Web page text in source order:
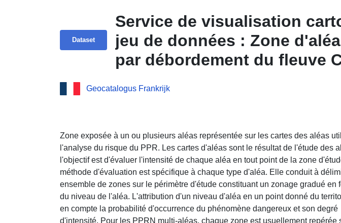
Dataset
Service de visualisation
jeu de données : Zone
par débordement du fleuve
Geocatalogus Frankrijk
Zone exposée à un ou plusieurs aléas représentée sur les cartes des aléas
l'analyse du risque du PPR. Les cartes d'aléas sont le résultat de l'étude des
l'objectif est d'évaluer l'intensité de chaque aléa en tout point de la zone
méthode d'évaluation est spécifique à chaque type d'aléa. Elle conduit à
ensemble de zones sur le périmètre d'étude constituant un zonage gradué en
du niveau de l'aléa. L'attribution d'un niveau d'aléa en un point donné du
en compte la probabilité d'occurrence du phénomène dangereux et son degré
d'intensité. Pour les PPRN multi-aléas, chaque zone est usuellement repérée